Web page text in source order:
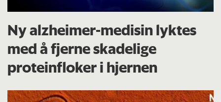
Ny alzheimer-medisin lyktes
med å fjerne skadelige
proteinfloker i hjernen